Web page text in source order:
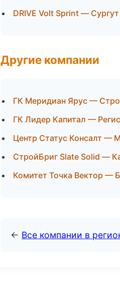
DRIVE Volt Sprint — Сургут
Другие компании
ГК Меридиан Ярус —
ГК Лидер Капитал —
Центр Статус Консалт —
СтройБриг Slate Solid —
Комитет Точка Вектор —
← Все компании в